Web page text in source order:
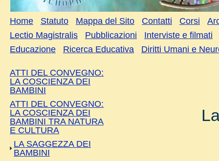
Home Statuto Mappa del Sito Contatti Corsi
Lectio Magistralis
Pubblicazioni
Interviste e filmati
Educazione
Ricerca Educativa Diritti Umani e
ATTI DEL CONVEGNO:
LA COSCIENZA DEI
BAMBINI
ATTI DEL CONVEGNO:
LA COSCIENZA DEI
BAMBINI TRA NATURA
E CULTURA
LA SAGGEZZA DEI
BAMBINI